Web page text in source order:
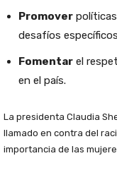
Promover
desafíos
Fomentar el
en el país.
La presidenta Claudia
llamado en contra del
importancia de las